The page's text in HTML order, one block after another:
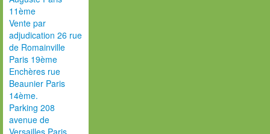
11ème
Vente par
adjudication 26 rue
de Romainville
Paris 19ème
Enchères rue
Beaunier Paris
14ème.
Parking 208
avenue de
Versailles Paris